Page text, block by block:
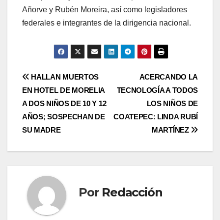
Añorve y Rubén Moreira, así como legisladores
federales e integrantes de la dirigencia nacional.
Navegación
de
entradas
ACERCANDO LA
TECNOLOGÍA A TODOS
LOS NIÑOS DE
COATEPEC: LINDA RUBÍ
MARTÍNEZ
HALLAN MUERTOS
EN HOTEL DE MORELIA
A DOS NIÑOS DE 10 Y 12
AÑOS; SOSPECHAN DE
SU MADRE
Por Redacción